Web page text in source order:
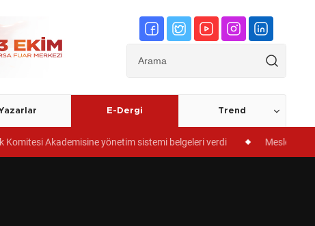
E-Dergi Trend
sistemi belgeleri verdi Meslek liselerinde iş garantili